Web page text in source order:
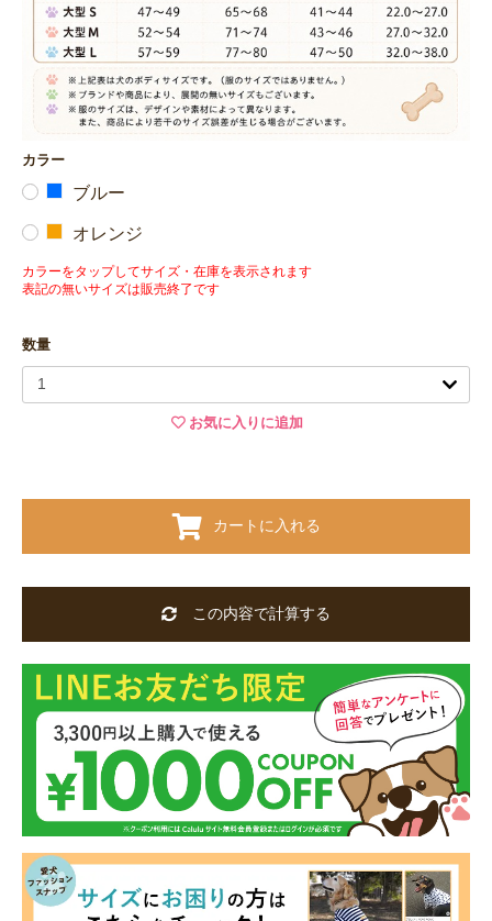
カラー
ブルー
オレンジ
カラーをタップしてサイズ・在庫を表示されます
表記の無いサイズは販売終了です
数量
お気に入りに追加
カートに入れる
この内容で計算する